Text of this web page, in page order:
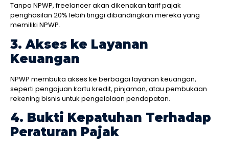
Tanpa NPWP, freelancer akan dikenakan tarif pajak
penghasilan 20% lebih tinggi dibandingkan mereka yang
memiliki NPWP.
3. Akses ke Layanan
Keuangan
NPWP membuka akses ke berbagai layanan keuangan,
seperti pengajuan kartu kredit, pinjaman, atau pembukaan
rekening bisnis untuk pengelolaan pendapatan.
4. Bukti Kepatuhan Terhadap
Peraturan Pajak